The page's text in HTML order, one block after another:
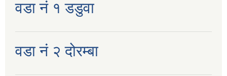
वडा नं १ डडुवा
वडा नं २ दोरम्बा